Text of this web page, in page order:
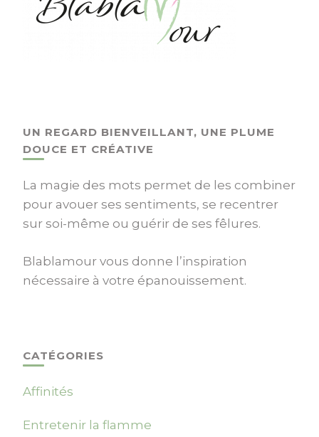
UN REGARD BIENVEILLANT, UNE PLUME
DOUCE ET CRÉATIVE
La magie des mots permet de les combiner
pour avouer ses sentiments, se recentrer
sur soi-même ou guérir de ses fêlures.
Blablamour vous donne l’inspiration
nécessaire à votre épanouissement.
CATÉGORIES
Affinités
Entretenir la flamme